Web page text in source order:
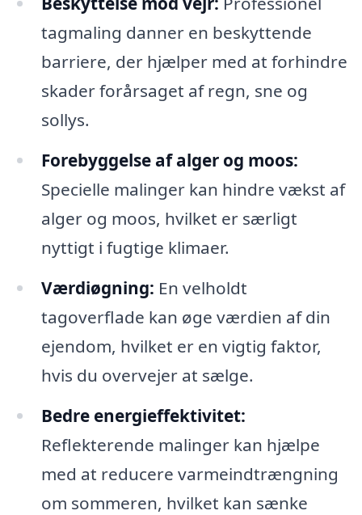
tagmaling danner en beskyttende
barriere, der hjælper med at forhindre
skader forårsaget af regn, sne og
sollys.
Forebyggelse af alger og moos:
Specielle malinger kan hindre vækst af
alger og moos, hvilket er særligt
nyttigt i fugtige klimaer.
Værdiøgning: En velholdt
tagoverflade kan øge værdien af din
ejendom, hvilket er en vigtig faktor,
hvis du overvejer at sælge.
Bedre energieffektivitet:
Reflekterende malinger kan hjælpe
med at reducere varmeindtrængning
om sommeren, hvilket kan sænke